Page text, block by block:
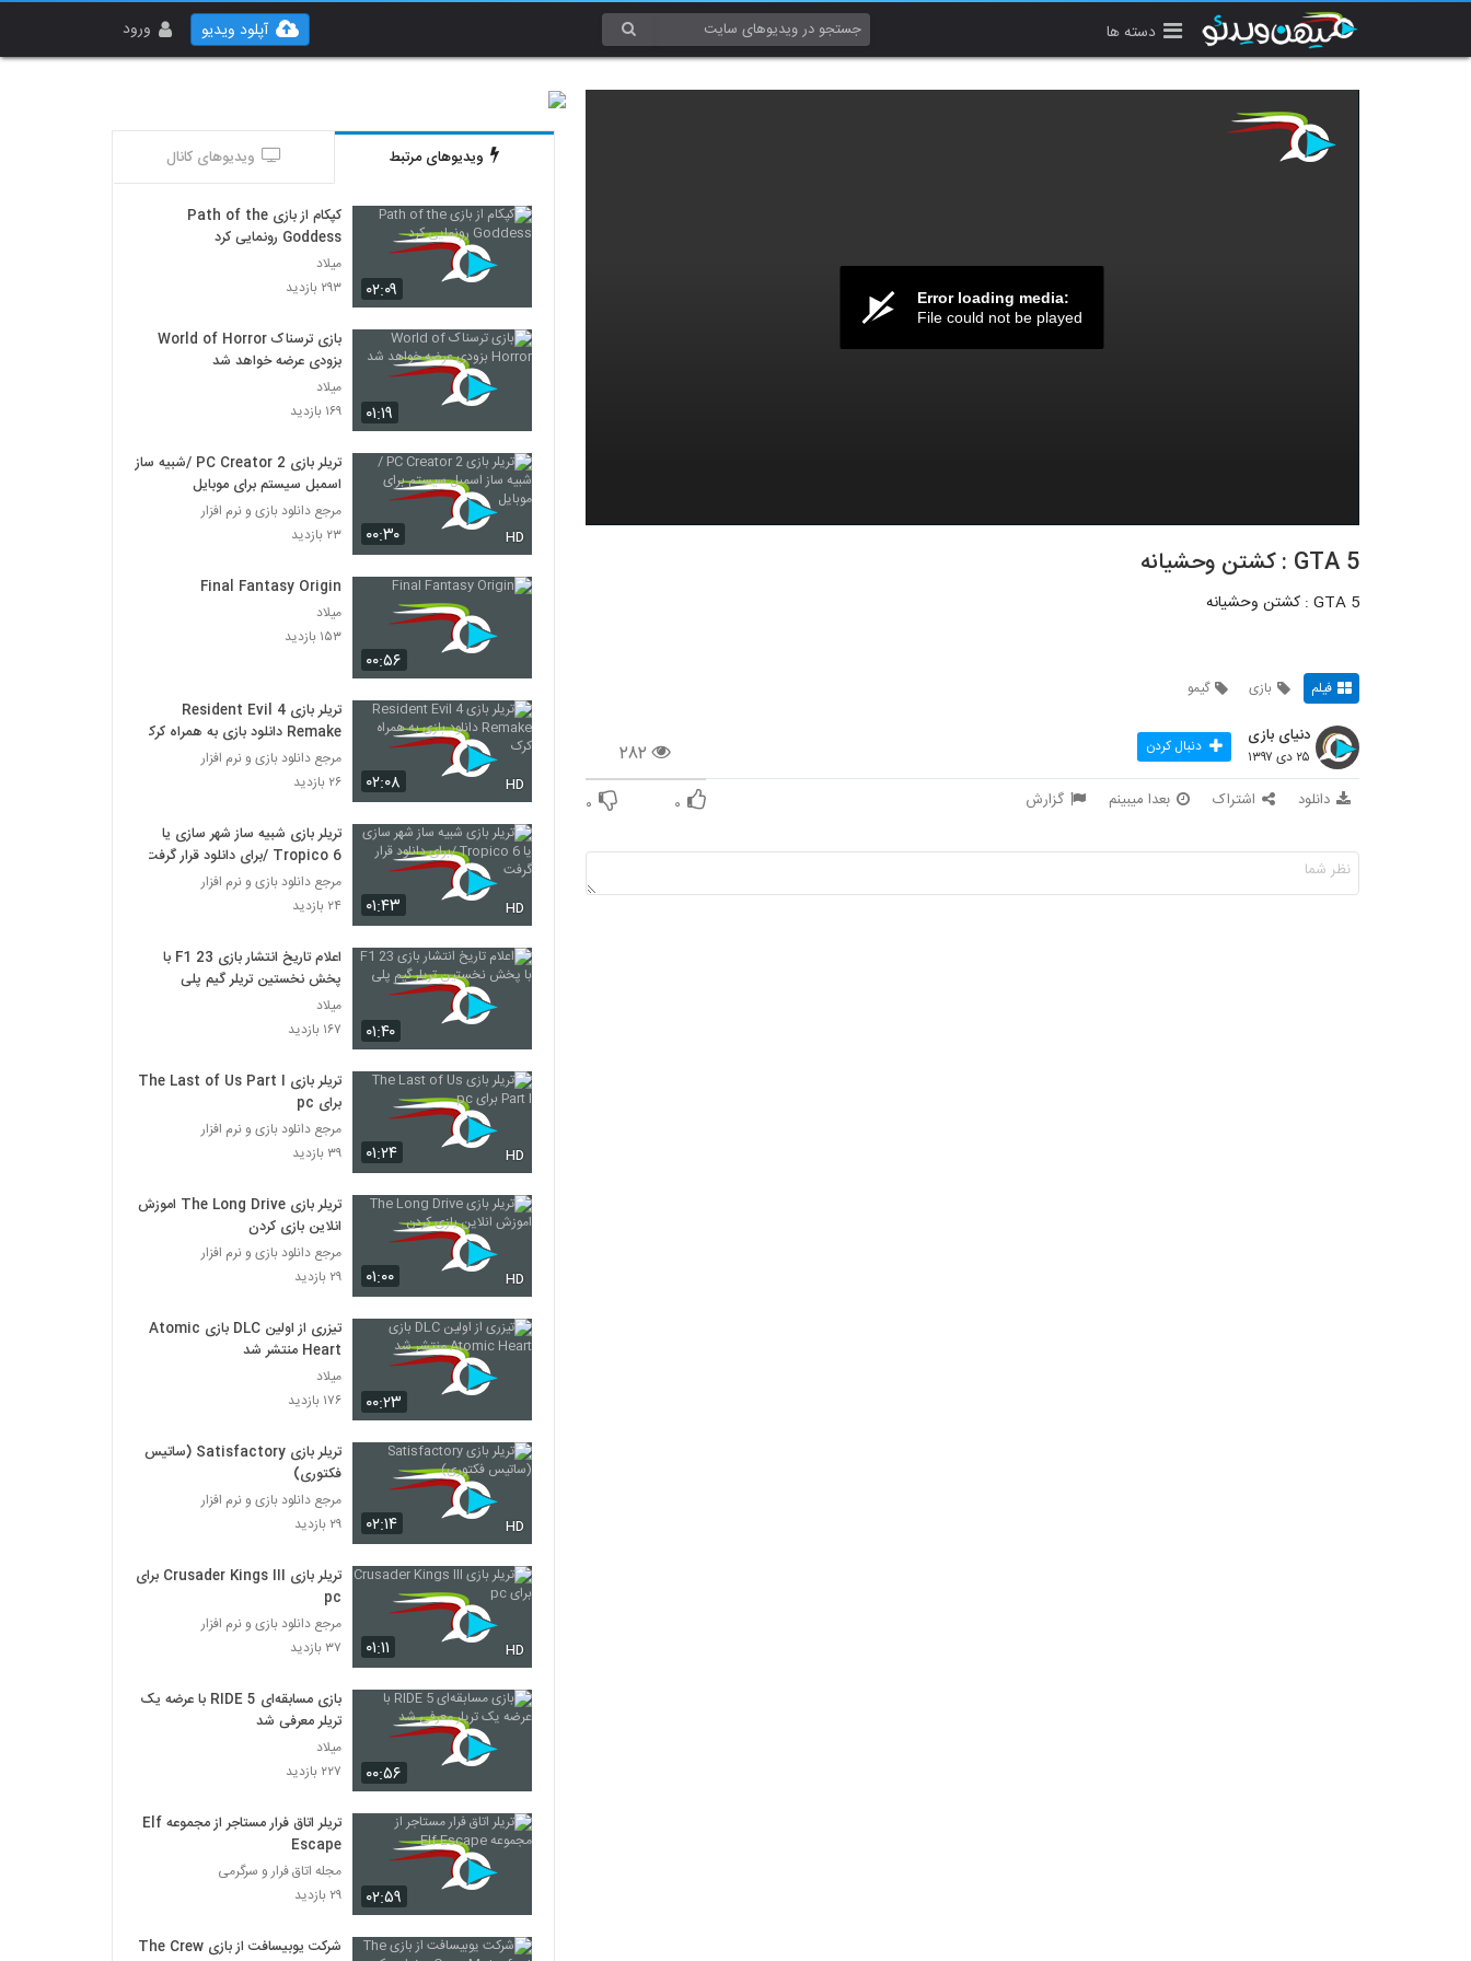
دسته ها ورود آپلود ویدیو
Error loading media:
File could not be played
GTA 5 : کشتن وحشیانه
GTA 5 : کشتن وحشیانه
فیلم بازی گیمو
۲۸۲
دنیای بازی
۲۵ دی ۱۳۹۷ دنبال کردن
دانلود اشتراک بعدا میبینم گزارش ۰ ۰
ویدیوهای مرتبط ویدیوهای کانال
۰۲:۰۹
کپکام از بازی Path of the
Goddess رونمایی کرد
میلاد
۲۹۳ بازدید
۰۱:۱۹
بازی ترسناک World of Horror
بزودی عرضه خواهد شد
میلاد
۱۶۹ بازدید
۰۰:۳۰ HD
تریلر بازی PC Creator 2 /شبیه ساز
اسمبل سیستم برای موبایل
مرجع دانلود بازی و نرم افزار
۲۳ بازدید
۰۰:۵۶
Final Fantasy Origin
میلاد
۱۵۳ بازدید
۰۲:۰۸ HD
تریلر بازی Resident Evil 4
Remake دانلود بازی به همراه کرک
مرجع دانلود بازی و نرم افزار
۲۶ بازدید
۰۱:۴۳ HD
تریلر بازی شبیه ساز شهر سازی یا
Tropico 6 /برای دانلود قرار گرفت
مرجع دانلود بازی و نرم افزار
۲۴ بازدید
۰۱:۴۰
اعلام تاریخ انتشار بازی F1 23 با
پخش نخستین تریلر گیم پلی
میلاد
۱۶۷ بازدید
۰۱:۲۴ HD
تریلر بازی The Last of Us Part I
برای pc
مرجع دانلود بازی و نرم افزار
۳۹ بازدید
۰۱:۰۰ HD
تریلر بازی The Long Drive اموزش
انلاین بازی کردن
مرجع دانلود بازی و نرم افزار
۲۹ بازدید
۰۰:۲۳
تیزری از اولین DLC بازی Atomic
Heart منتشر شد
میلاد
۱۷۶ بازدید
۰۲:۱۴ HD
تریلر بازی Satisfactory (ساتیس
فکتوری)
مرجع دانلود بازی و نرم افزار
۲۹ بازدید
۰۱:۱۱ HD
تریلر بازی Crusader Kings III برای
pc
مرجع دانلود بازی و نرم افزار
۳۷ بازدید
۰۰:۵۶
بازی مسابقه‌ای RIDE 5 با عرضه یک
تریلر معرفی شد
میلاد
۲۲۷ بازدید
۰۲:۵۹
تریلر اتاق فرار مستاجر از مجموعه Elf
Escape
مجله اتاق فرار و سرگرمی
۲۹ بازدید
شرکت یوبیسافت از بازی The Crew